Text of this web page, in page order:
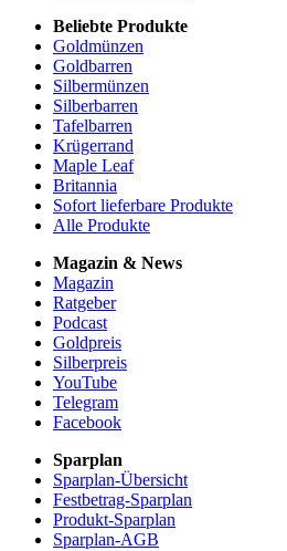
Beliebte Produkte
Goldmünzen
Goldbarren
Silbermünzen
Silberbarren
Tafelbarren
Krügerrand
Maple Leaf
Britannia
Sofort lieferbare Produkte
Alle Produkte
Magazin & News
Magazin
Ratgeber
Podcast
Goldpreis
Silberpreis
YouTube
Telegram
Facebook
Sparplan
Sparplan-Übersicht
Festbetrag-Sparplan
Produkt-Sparplan
Sparplan-AGB